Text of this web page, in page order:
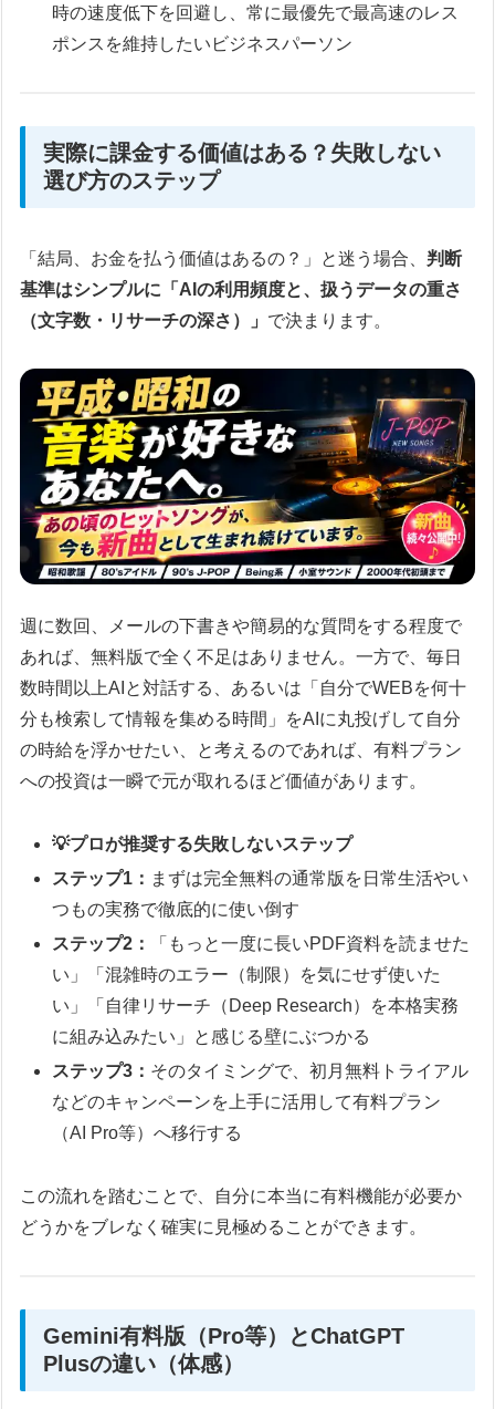
時の速度低下を回避し、常に最優先で最高速のレス
ポンスを維持したいビジネスパーソン
実際に課金する価値はある？失敗しない
選び方のステップ
「結局、お金を払う価値はあるの？」と迷う場合、 判断
基準はシンプルに「AIの利用頻度と、扱うデータの重さ
（文字数・リサーチの深さ）」 で決まります。
週に数回、メールの下書きや簡易的な質問をする程度で
あれば、無料版で全く不足はありません。一方で、毎日
数時間以上AIと対話する、あるいは「自分でWEBを何十
分も検索して情報を集める時間」をAIに丸投げして自分
の時給を浮かせたい、と考えるのであれば、有料プラン
への投資は一瞬で元が取れるほど価値があります。
💡プロが推奨する失敗しないステップ
ステップ1： まずは完全無料の通常版を日常生活やい
つもの実務で徹底的に使い倒す
ステップ2：
「もっと一度に長いPDF資料を読ませた
い」「混雑時のエラー（制限）を気にせず使いた
い」「自律リサーチ（Deep Research）を本格実務
に組み込みたい」と感じる壁にぶつかる
ステップ3： そのタイミングで、初月無料トライアル
などのキャンペーンを上手に活用して有料プラン
（AI Pro等）へ移行する
この流れを踏むことで、自分に本当に有料機能が必要か
どうかをブレなく確実に見極めることができます。
Gemini有料版（Pro等）とChatGPT
Plusの違い（体感）